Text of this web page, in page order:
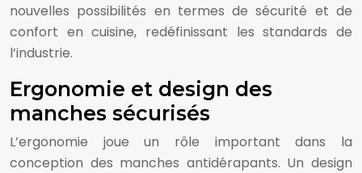
nouvelles possibilités en termes de sécurité et de
confort en cuisine, redéfinissant les standards de
l’industrie.
Ergonomie et design des
manches sécurisés
L’ergonomie joue un rôle important dans la
conception des manches antidérapants. Un design